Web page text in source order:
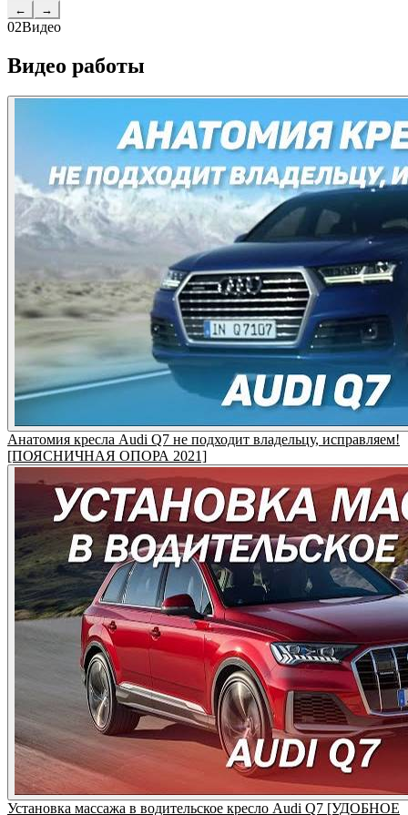
← →
02Видео
Видео работы
Анатомия кресла Audi Q7 не подходит владельцу, исправляем!
[ПОЯСНИЧНАЯ ОПОРА 2021]
Установка массажа в водительское кресло Audi Q7 [УДОБНОЕ